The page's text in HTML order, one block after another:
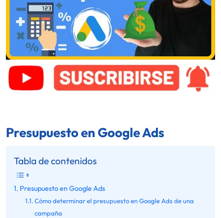
Presupuesto en Google Ads
Tabla de contenidos
Presupuesto en Google Ads
Cómo determinar el presupuesto en Google Ads de una
campaña